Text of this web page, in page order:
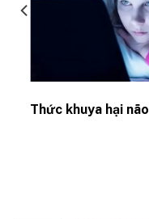
Thức khuya hại